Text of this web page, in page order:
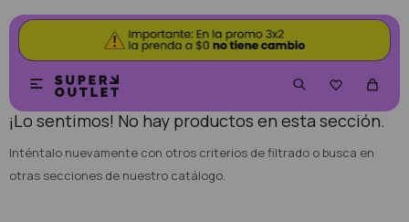

 NO SE HAN RECUPERADO PRODUCTOS
¡Lo sentimos! No hay productos en esta sección.
Inténtalo nuevamente con otros criterios de filtrado o busca en
otras secciones de nuestro catálogo.